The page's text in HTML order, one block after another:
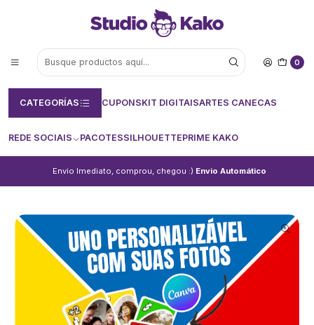
0
CATEGORÍAS CUPONSKIT DIGITAISARTES CANECAS
REDE SOCIAIS PACOTESSILHOUETTEPRIME KAKO
Envio Imediato, comprou, chegou :) Envio Automático